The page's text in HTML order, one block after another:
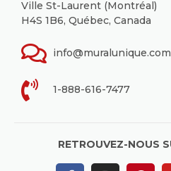
Ville St-Laurent (Montréal)
H4S 1B6, Québec, Canada
info@muralunique.com
1-888-616-7477
RETROUVEZ-NOUS